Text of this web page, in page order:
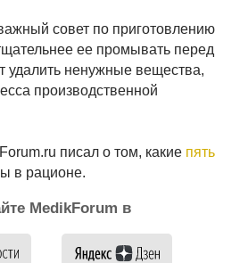
совет по приготовлению
ее промывать перед
удалить ненужные вещества,
производственной
писал о том, какие пять
в рационе.
MedikForum в